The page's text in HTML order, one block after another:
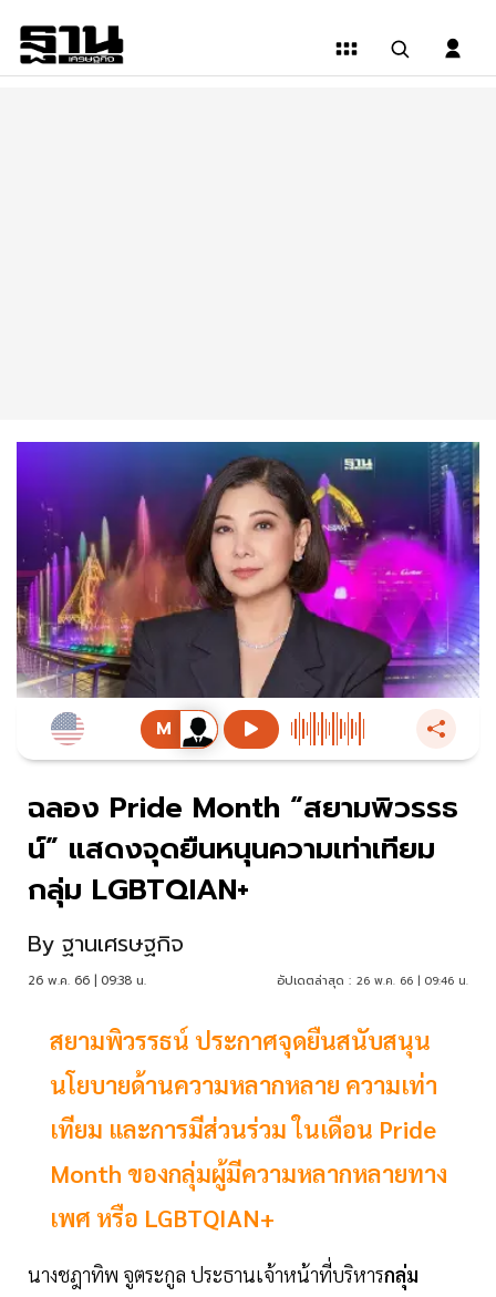
ฉลอง Pride Month “สยามพิวรรธ
น์” แสดงจุดยืนหนุนความเท่าเทียม
กลุ่ม LGBTQIAN+
By ฐานเศรษฐกิจ
26 พ.ค. 66 | 09:38 น. อัปเดตล่าสุด : 26 พ.ค. 66 | 09:46 น.
สยามพิวรรธน์ ประกาศจุดยืนสนับสนุน
นโยบายด้านความหลากหลาย ความเท่า
เทียม และการมีส่วนร่วม ในเดือน Pride
Month ของกลุ่มผู้มีความหลากหลายทาง
เพศ หรือ LGBTQIAN+
นางชฎาทิพ จูตระกูล ประธานเจ้าหน้าที่บริหารกลุ่ม